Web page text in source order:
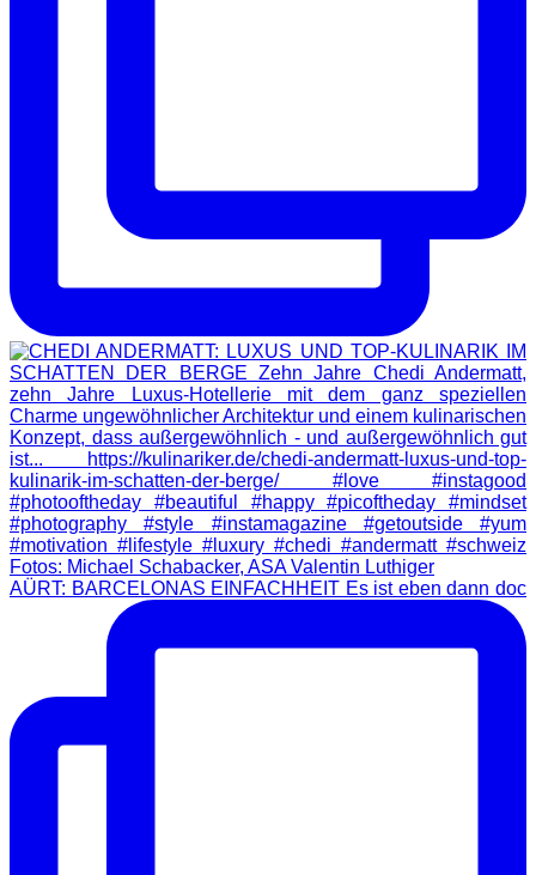
AÜRT: BARCELONAS EINFACHHEIT Es ist eben dann doc